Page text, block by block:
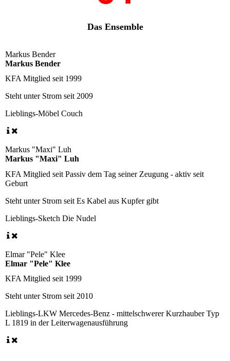
Das Ensemble
Markus Bender
Markus Bender
KFA Mitglied seit 1999
Steht unter Strom seit2009
Lieblings-Möbel Couch
Markus "Maxi" Luh
Markus "Maxi" Luh
KFA Mitglied seit Passiv dem Tag seiner Zeugung - aktiv seit
Geburt
Steht unter Strom seit Es Kabel aus Kupfer gibt
Lieblings-Sketch Die Nudel
Elmar "Pele" Klee
Elmar "Pele" Klee
KFA Mitglied seit 1999
Steht unter Strom seit 2010
Lieblings-LKW Mercedes-Benz - mittelschwerer Kurzhauber Typ
L 1819 in der Leiterwagenausführung